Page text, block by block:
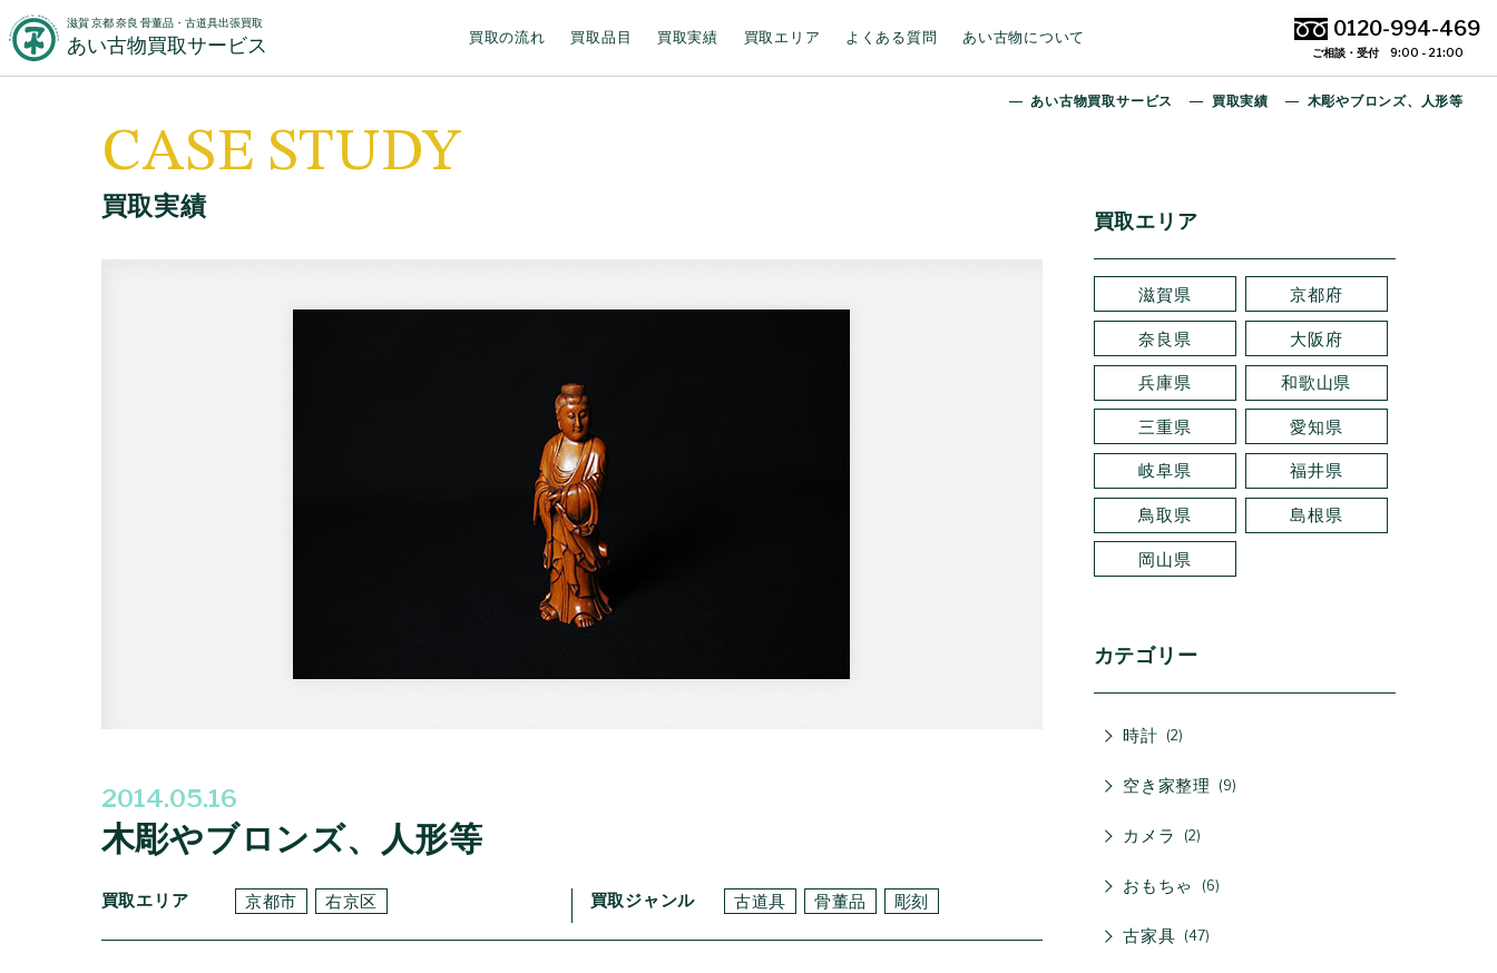
滋賀 京都 奈良 骨董品・古道具出張買取
あい古物買取サービス 買取の流れ 買取品目 買取実績 買取エリア よくある質問 あい古物について 0120-994-469
ご相談・受付 9:00 - 21:00
あい古物買取サービス 買取実績 木彫やブロンズ、人形等
CASE STUDY
買取実績
2014.05.16
木彫やブロンズ、人形等
買取エリア 京都市 右京区 買取ジャンル 古道具 骨董品 彫刻
買取エリア
滋賀県 京都府
奈良県 大阪府
兵庫県 和歌山県
三重県 愛知県
岐阜県 福井県
鳥取県 島根県
岡山県
カテゴリー
時計 2
空き家整理 9
カメラ 2
おもちゃ 6
古家具 47